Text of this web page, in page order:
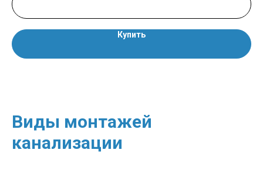
Купить
Виды монтажей
канализации